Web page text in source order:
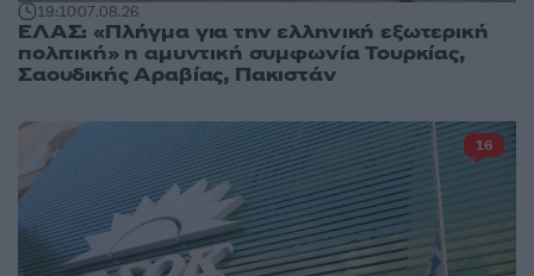
19:1007.08.26
ΕΛΑΣ: «Πλήγμα για την ελληνική εξωτερική
πολιτική» η αμυντική συμφωνία Τουρκίας,
Σαουδικής Αραβίας, Πακιστάν
16